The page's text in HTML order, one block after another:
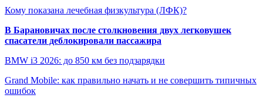
Кому показана лечебная физкультура (ЛФК)?
В Барановичах после столкновения двух легковушек
спасатели деблокировали пассажира
BMW i3 2026: до 850 км без подзарядки
Grand Mobile: как правильно начать и не совершить типичных
ошибок